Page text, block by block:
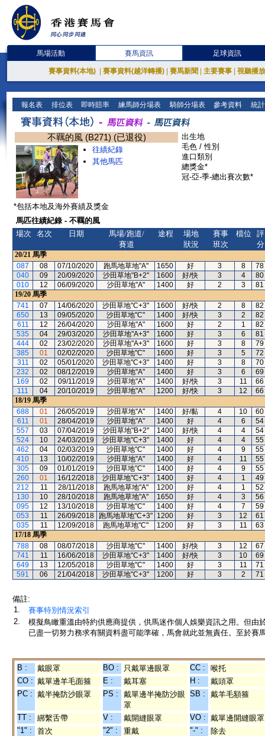
馬場活動 賽馬資訊 足球資訊
賽事資料(本地) 賽事資料(越洋轉播) 賽馬新聞 主要賽事 視聽播
報名表 排位表 即時賠率 練馬師分場表 騎師分場表 參考資料 統
不羈的風 (B271) (已退役)
往績紀錄
其他馬匹
出生地
毛色 / 性別
進口類別
總獎金*
冠-亞-季-總出賽次數*
*包括本地及海外賽績及獎金
馬匹往績紀錄 - 不羈的風
場次
名次 日期
馬場/跑道/
賽道
途程
場地
狀況
賽事
班次
檔位
評
分
20/21 馬季
087
08 07/10/2020 跑馬地草地"A" 1650 好 3 8
78
040
09 20/09/2020 沙田草地"B+2" 1600 好/快 3 4
80
010
12 06/09/2020 沙田草地"A" 1400 好 2 3
81
19/20 馬季
741
07 14/06/2020 沙田草地"C+3" 1600 好/快 2 8
82
650
13 09/05/2020 沙田草地"C" 1400 好/快 3 2
82
611
12 26/04/2020 沙田草地"A" 1600 好 2 1
82
535
04 29/03/2020 沙田草地"A+3" 1600 好 3 6
81
444
02 23/02/2020 沙田草地"A+3" 1600 好 3 8
79
385
01 02/02/2020 沙田草地"C" 1600 好 3 5
72
311
02 05/01/2020 沙田草地"C+3" 1400 好 3 8
70
232
02 08/12/2019 沙田草地"A" 1400 好 3 6
69
169
02 09/11/2019 沙田草地"A" 1400 好/快 3 11
66
111
04 20/10/2019 沙田草地"A" 1200 好/快 3 12
66
18/19 馬季
688
01 26/05/2019 沙田草地"A" 1400 好/黏 4 10
60
611
01 28/04/2019 沙田草地"A" 1400 好 4 6
54
557
03 07/04/2019 沙田草地"B+2" 1400 好/快 4 4
54
524
10 24/03/2019 沙田草地"C+3" 1400 好 4 4
55
462
04 02/03/2019 沙田草地"C" 1400 好 4 9
55
410
13 10/02/2019 沙田草地"A" 1400 好 4 11
55
305
09 01/01/2019 沙田草地"C" 1400 好 4 9
55
260
01 16/12/2018 沙田草地"C+3" 1400 好 4 1
49
212
11 28/11/2018 跑馬地草地"A" 1200 好 4 1
52
130
10 28/10/2018 跑馬地草地"A" 1650 好 4 3
56
095
12 13/10/2018 沙田草地"C" 1400 好 4 7
59
053
11 26/09/2018 跑馬地草地"C+3" 1200 好 3 12
61
035
11 12/09/2018 跑馬地草地"C" 1200 好 3 11
63
17/18 馬季
788
08 08/07/2018 沙田草地"C" 1400 好/快 3 12
67
741
11 16/06/2018 沙田草地"C+3" 1400 好/快 3 10
69
649
13 12/05/2018 沙田草地"C" 1400 好 3 11
71
591
06 21/04/2018 沙田草地"C+3" 1200 好 3 2 71
備註:
1.
賽事特別情況索引
2.
模擬鳥瞰重溫由特約供應商提供，供馬迷作個人娛樂資訊之用。但
已盡一切努力務求有關資料盡可能準確，馬會就此並無責任。至於賽
B : 戴眼罩 BO : 只戴單邊眼罩 CC :
喉托
CO : 戴單邊羊毛面箍 E : 戴耳塞 H :
戴頭罩
PC : 戴半掩防沙眼罩 PS :
戴單邊半掩防沙眼
罩
SB : 戴羊毛額箍
TT : 綁繫舌帶 V : 戴開縫眼罩 VO : 戴單邊開縫眼罩
"1" :
首次 "2" : 重戴 "-" : 除去